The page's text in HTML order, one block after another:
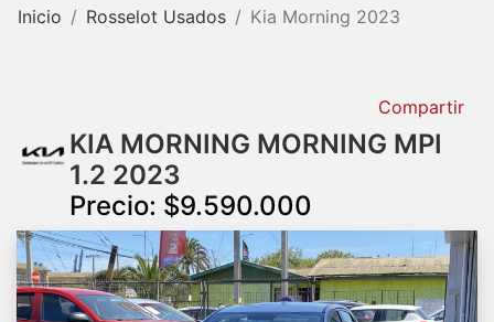
Inicio Rosselot Usados Kia Morning 2023
Compartir
KIA MORNING MORNING MPI
1.2 2023
Precio: $9.590.000